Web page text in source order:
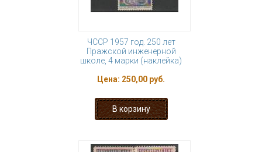
ЧССР 1957 год. 250 лет
Пражской инженерной
школе, 4 марки (наклейка)
Цена: 250,00 руб.